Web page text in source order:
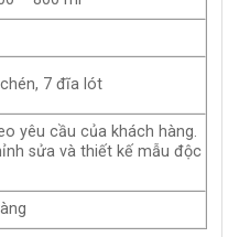
7 đĩa lót
yêu cầu của khách hàng.
sửa và thiết kế mẫu độc